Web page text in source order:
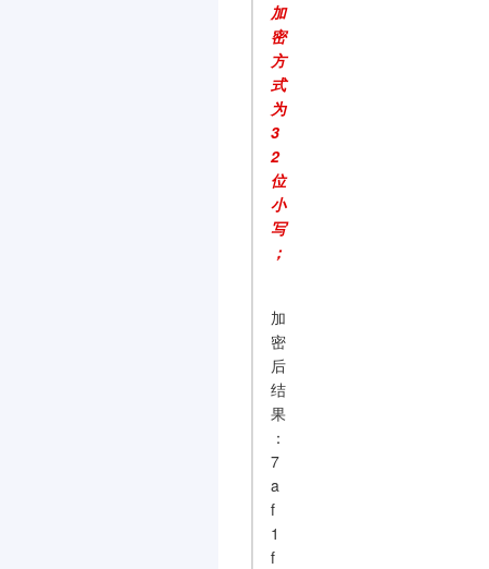
加
密
方
式
为
3
2
位
小
写
；
加
密
后
结
果
：
7
a
f
1
f